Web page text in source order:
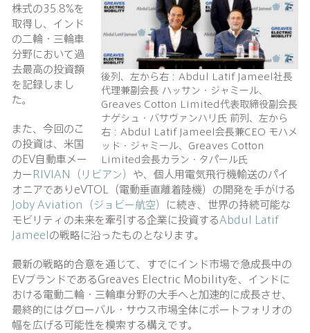
後列、左から右：Abdul Latif Jameel社長
代理兼副会長 ハッサン・ジャミール、
Greaves Cotton Limited代表取締役副会長
ナゲシュ・バサヴァンハリ氏 前列、左から
右：Abdul Latif Jameel会長兼CEO モハメ
ッド・ジャミール、Greaves Cotton
Limited会長カラン・タパール氏
株式の35.8%を
取得し、インド
の二輪・三輪車
分野において過
去最高の投資額
を記録しまし
た。
また、今回のこ
の投資は、米国
のEV自動車メー
カーRIVIAN（リビアン） や、個人用電気飛行機輸送のパイ
オニアでありeVTOL（電動垂直離着陸機）の開発を手がける
Joby Aviation（ジョビー航空） に続き、世界の持続可能な
モビリティの未来を牽引する企業に投資するAbdul Latif
Jameelの戦略に沿ったものとなります。
最新の戦略的合意を通じて、すでにインド市場で急成長中の
EVブランドであるGreaves Electric Mobilityを、インドに
おける電動二輪・三輪車分野の大手へと加速的に成長させ、
最終的にはグローバル・サウス市場全体にポートフォリオの
幅を広げる可能性を模索する構えです。